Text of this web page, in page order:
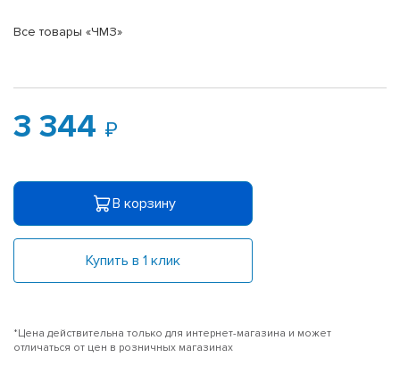
Все товары «ЧМЗ»
3 344
В корзину
Купить в 1 клик
*Цена действительна только для интернет-магазина и может
отличаться от цен в розничных магазинах